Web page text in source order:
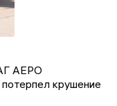
АЕРО
крушение